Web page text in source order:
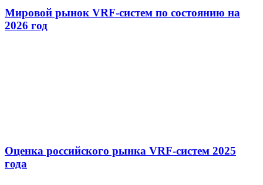
Мировой рынок VRF-систем по состоянию на
2026 год
Оценка российского рынка VRF-систем 2025
года